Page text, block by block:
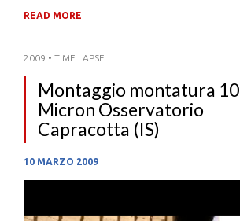
READ MORE
2009 • TIME LAPSE
Montaggio montatura 10
Micron Osservatorio
Capracotta (IS)
10 MARZO 2009